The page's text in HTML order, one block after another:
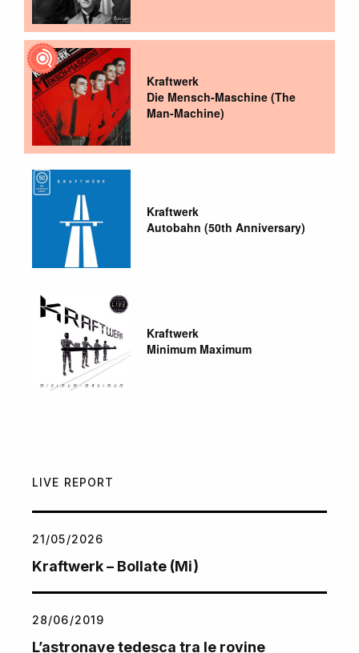
Kraftwerk
Die Mensch-Maschine (The
Man-Machine)
Kraftwerk
Autobahn (50th Anniversary)
Kraftwerk
Minimum Maximum
LIVE REPORT
21/05/2026
Kraftwerk – Bollate (Mi)
28/06/2019
L’astronave tedesca tra le rovine